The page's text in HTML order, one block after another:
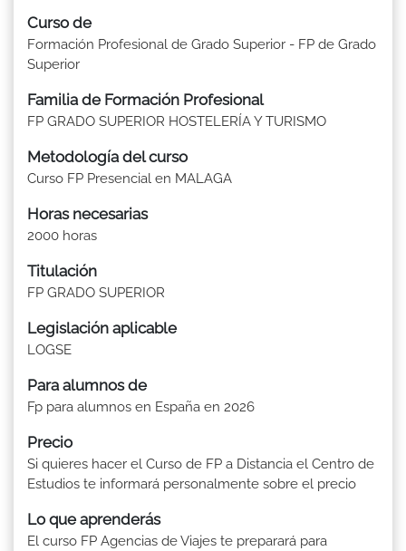
Curso de
Formación Profesional de Grado Superior - FP de Grado
Superior
Familia de Formación Profesional
FP GRADO SUPERIOR HOSTELERÍA Y TURISMO
Metodología del curso
Curso FP Presencial en MALAGA
Horas necesarias
2000 horas
Titulación
FP GRADO SUPERIOR
Legislación aplicable
LOGSE
Para alumnos de
Fp para alumnos en España en 2026
Precio
Si quieres hacer el Curso de FP a Distancia el Centro de
Estudios te informará personalmente sobre el precio
Lo que aprenderás
El curso FP Agencias de Viajes te preparará para